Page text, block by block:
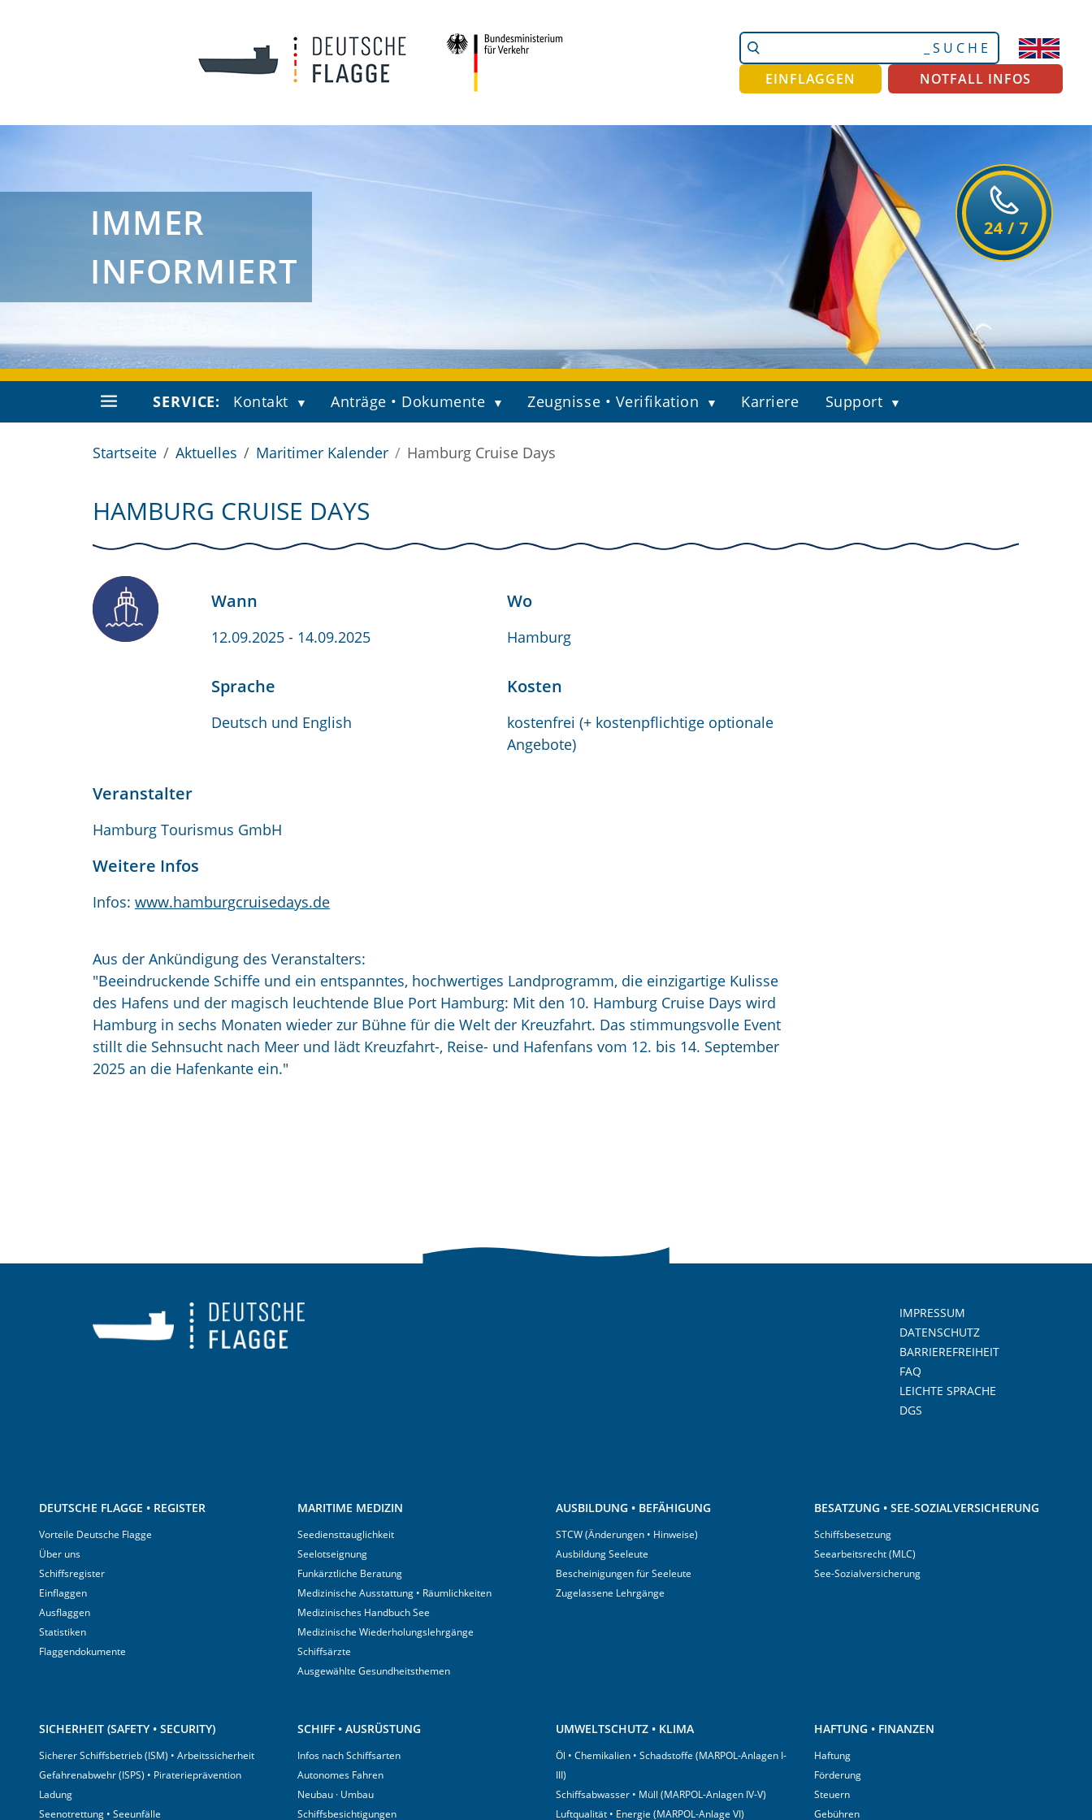
Website
durchsuchen
Erweiterte
Suche…
EINFLAGGEN
NOTFALL INFOS
IMMER
INFORMIERT
SERVICE: Kontakt Anträge • Dokumente Zeugnisse • Verifikation Karriere Support
Startseite Aktuelles Maritimer Kalender Hamburg Cruise Days
HAMBURG CRUISE DAYS
Wann
12.09.2025 - 14.09.2025
Wo
Hamburg
Sprache
Deutsch und English
Kosten
kostenfrei (+ kostenpflichtige optionale
Angebote)
Veranstalter
Hamburg Tourismus GmbH
Weitere Infos
Infos: www.hamburgcruisedays.de
Aus der Ankündigung des Veranstalters:
"Beeindruckende Schiffe und ein entspanntes, hochwertiges Landprogramm, die einzigartige Kulisse
des Hafens und der magisch leuchtende Blue Port Hamburg: Mit den 10. Hamburg Cruise Days wird
Hamburg in sechs Monaten wieder zur Bühne für die Welt der Kreuzfahrt. Das stimmungsvolle Event
stillt die Sehnsucht nach Meer und lädt Kreuzfahrt-, Reise- und Hafenfans vom 12. bis 14. September
2025 an die Hafenkante ein."
IMPRESSUM
DATENSCHUTZ
BARRIEREFREIHEIT
FAQ
LEICHTE SPRACHE
DGS
DEUTSCHE FLAGGE • REGISTER
Vorteile Deutsche Flagge
Über uns
Schiffsregister
Einflaggen
Ausflaggen
Statistiken
Flaggendokumente
MARITIME MEDIZIN
Seediensttauglichkeit
Seelotseignung
Funkärztliche Beratung
Medizinische Ausstattung • Räumlichkeiten
Medizinisches Handbuch See
Medizinische Wiederholungslehrgänge
Schiffsärzte
Ausgewählte Gesundheitsthemen
AUSBILDUNG • BEFÄHIGUNG
STCW (Änderungen • Hinweise)
Ausbildung Seeleute
Bescheinigungen für Seeleute
Zugelassene Lehrgänge
BESATZUNG • SEE-SOZIALVERSICHERUNG
Schiffsbesetzung
Seearbeitsrecht (MLC)
See-Sozialversicherung
SICHERHEIT (SAFETY • SECURITY)
Sicherer Schiffsbetrieb (ISM) • Arbeitssicherheit
Gefahrenabwehr (ISPS) • Piraterieprävention
Ladung
Seenotrettung • Seeunfälle
SCHIFF • AUSRÜSTUNG
Infos nach Schiffsarten
Autonomes Fahren
Neubau · Umbau
Schiffsbesichtigungen
UMWELTSCHUTZ • KLIMA
Öl • Chemikalien • Schadstoffe (MARPOL-Anlagen I-
III)
Schiffsabwasser • Müll (MARPOL-Anlagen IV-V)
Luftqualität • Energie (MARPOL-Anlage VI)
HAFTUNG • FINANZEN
Haftung
Förderung
Steuern
Gebühren